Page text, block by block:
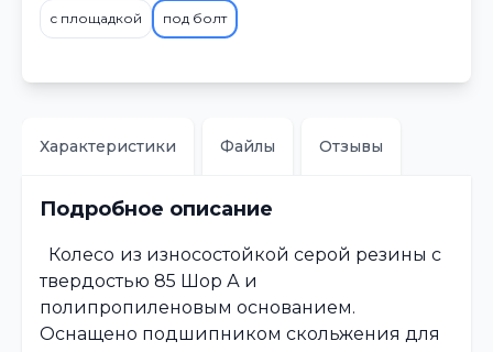
с площадкой под болт
Характеристики Файлы Отзывы
Подробное описание
Колесо из износостойкой серой резины с
твердостью 85 Шор А и
полипропиленовым основанием.
Оснащено подшипником скольжения для